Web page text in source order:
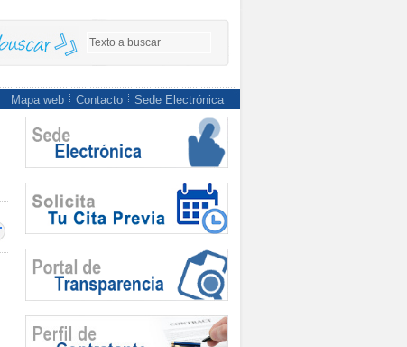
Mapa web Contacto Sede Electrónica